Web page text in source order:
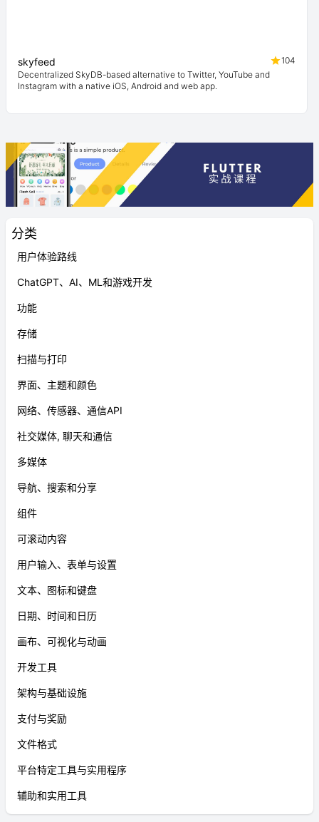
分类
用户体验路线
ChatGPT、AI、ML和游戏开发
功能
存储
扫描与打印
界面、主题和颜色
网络、传感器、通信API
社交媒体, 聊天和通信
多媒体
导航、搜索和分享
组件
可滚动内容
用户输入、表单与设置
文本、图标和键盘
日期、时间和日历
画布、可视化与动画
开发工具
架构与基础设施
支付与奖励
文件格式
平台特定工具与实用程序
辅助和实用工具
skyfeed
104
Decentralized SkyDB-based alternative to Twitter, YouTube and
Instagram with a native iOS, Android and web app.